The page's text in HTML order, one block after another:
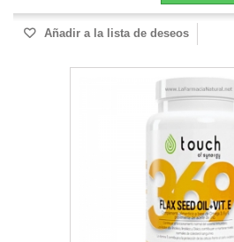
Añadir a la lista de deseos